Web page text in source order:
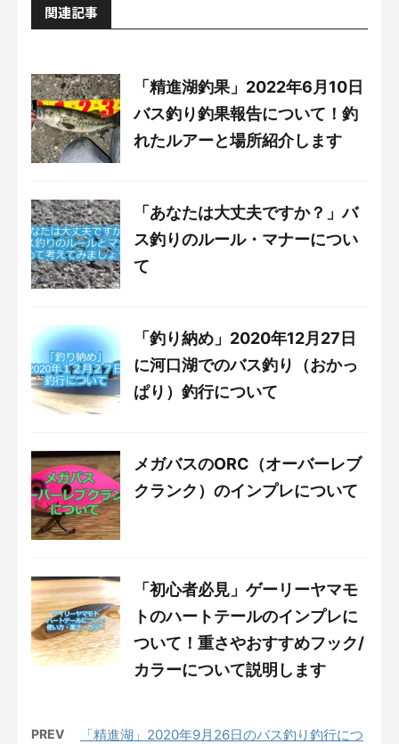
関連記事
「精進湖釣果」2022年6月10日
バス釣り釣果報告について！釣
れたルアーと場所紹介します
「あなたは大丈夫ですか？」バ
ス釣りのルール・マナーについ
て
「釣り納め」2020年12月27日
に河口湖でのバス釣り（おかっ
ぱり）釣行について
メガバスのORC（オーバーレブ
クランク）のインプレについて
「初心者必見」ゲーリーヤマモ
トのハートテールのインプレに
ついて！重さやおすすめフック/
カラーについて説明します
PREV
「精進湖」2020年9月26日のバス釣り釣行につ